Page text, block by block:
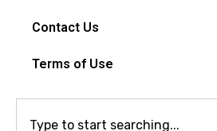
Contact Us
Terms of Use